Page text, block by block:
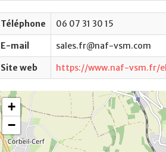
Téléphone 06 07 31 30 15
E-mail sales.fr@naf-vsm.com
Site web https://www.naf-vsm.fr/